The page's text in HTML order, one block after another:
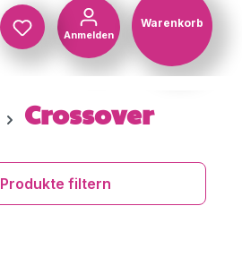
Anmelden
Warenkorb
Crossover
Produkte filtern